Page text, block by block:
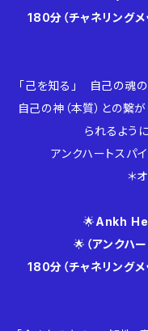
180分（チャネリング
「己を知る」 自己の魂
自己の神（本質）との繋
られるよう
アンクハートスパ
＊
🌟Ankh
🌟 （アンクハ
180分（チャネリング